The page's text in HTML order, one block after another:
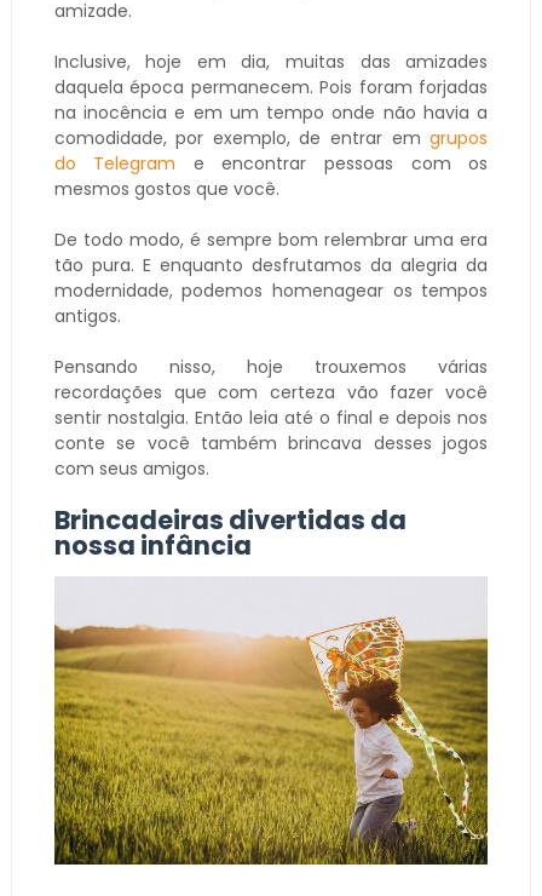
amizade.
Inclusive, hoje em dia, muitas das amizades
daquela época permanecem. Pois foram forjadas
na inocência e em um tempo onde não havia a
comodidade, por exemplo, de entrar emgrupos
do Telegram e encontrar pessoas com os
mesmos gostos que você.
De todo modo, é sempre bom relembrar uma era
tão pura. E enquanto desfrutamos da alegria da
modernidade, podemos homenagear os tempos
antigos.
Pensando nisso, hoje trouxemos várias
recordações que com certeza vão fazer você
sentir nostalgia. Então leia até o final e depois nos
conte se você também brincava desses jogos
com seus amigos.
Brincadeiras divertidas da
nossa infância